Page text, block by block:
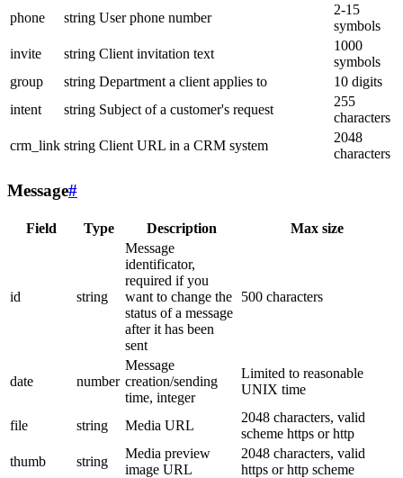
phone
string User phone number
2-15
symbols
invite
string Client invitation text
1000
symbols
group
string Department a client applies to
10 digits
intent
string Subject of a customer's request
255
characters
crm_link string Client URL in a CRM system
2048
characters
Message#
Field Type Description Max size
id string
Message
identificator,
required if you
want to change the
status of a message
after it has been
sent
500 characters
date number
Message
creation/sending
time, integer
Limited to reasonable
UNIX time
file string Media URL
2048 characters, valid
scheme https or http
thumb
string
Media preview
image URL
2048 characters, valid
https or http scheme